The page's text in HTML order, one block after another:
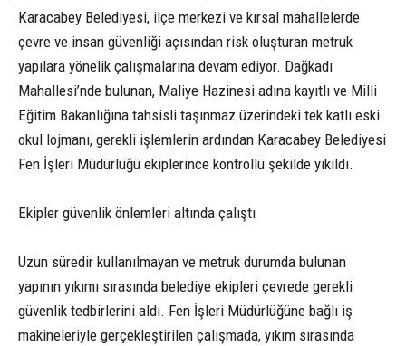
Karacabey Belediyesi, ilçe merkezi ve kırsal mahallelerde
çevre ve insan güvenliği açısından risk oluşturan metruk
yapılara yönelik çalışmalarına devam ediyor. Dağkadı
Mahallesi’nde bulunan, Maliye Hazinesi adına kayıtlı ve Milli
Eğitim Bakanlığına tahsisli taşınmaz üzerindeki tek katlı eski
okul lojmanı, gerekli işlemlerin ardından Karacabey Belediyesi
Fen İşleri Müdürlüğü ekiplerince kontrollü şekilde yıkıldı.
Ekipler güvenlik önlemleri altında çalıştı
Uzun süredir kullanılmayan ve metruk durumda bulunan
yapının yıkımı sırasında belediye ekipleri çevrede gerekli
güvenlik tedbirlerini aldı. Fen İşleri Müdürlüğüne bağlı iş
makineleriyle gerçekleştirilen çalışmada, yıkım sırasında